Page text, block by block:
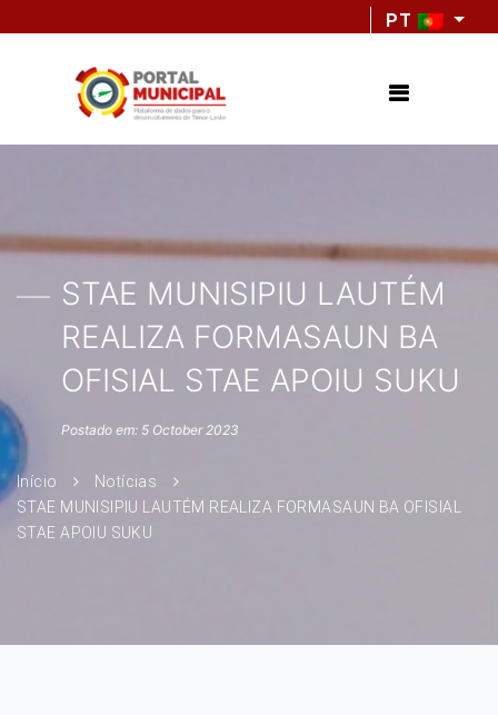
PT
STAE MUNISIPIU LAUTÉM
REALIZA FORMASAUN BA
OFISIAL STAE APOIU SUKU
Postado em: 5 October 2023
Início
Notícias
STAE MUNISIPIU LAUTÉM REALIZA FORMASAUN BA OFISIAL
STAE APOIU SUKU